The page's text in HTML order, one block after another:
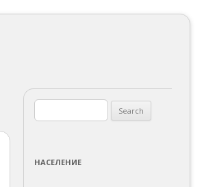
for:
НАСЕЛЕНИЕ